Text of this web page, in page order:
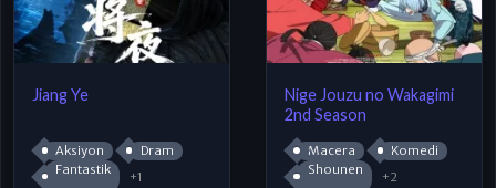
Jiang Ye
Aksiyon
Dram
Fantastik
+1
Nige Jouzu no Wakagimi
2nd Season
Macera
Komedi
Shounen
+2